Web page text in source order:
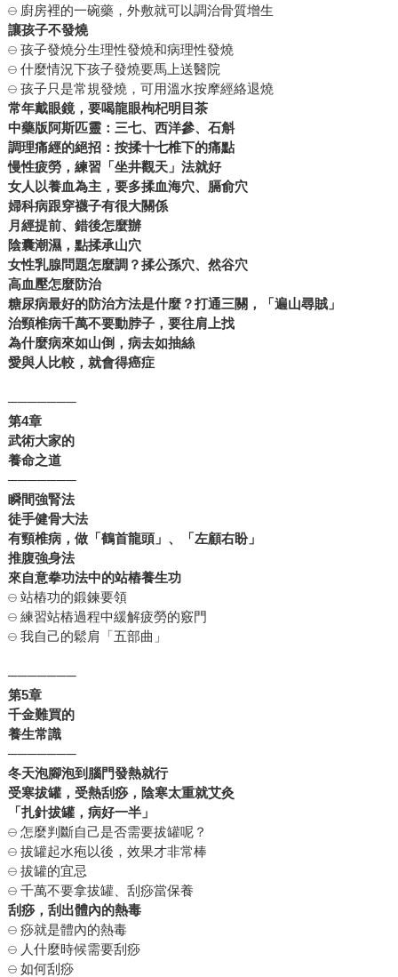
𓇷 廚房裡的一碗藥，外敷就可以調治骨質增生
讓孩子不發燒
𓇷 孩子發燒分生理性發燒和病理性發燒
𓇷 什麼情況下孩子發燒要馬上送醫院
𓇷 孩子只是常規發燒，可用溫水按摩經絡退燒
常年戴眼鏡，要喝龍眼枸杞明目茶
中藥版阿斯匹靈：三七、西洋參、石斛
調理痛經的絕招：按揉十七椎下的痛點
慢性疲勞，練習「坐井觀天」法就好
女人以養血為主，要多揉血海穴、膈俞穴
婦科病跟穿襪子有很大關係
月經提前、錯後怎麼辦
陰囊潮濕，點揉承山穴
女性乳腺問題怎麼調？揉公孫穴、然谷穴
高血壓怎麼防治
糖尿病最好的防治方法是什麼？打通三關，「遍山尋賊」
治頸椎病千萬不要動脖子，要往肩上找
為什麼病來如山倒，病去如抽絲
愛與人比較，就會得癌症
───────
第4章
武術大家的
養命之道
───────
瞬間強腎法
徒手健骨大法
有頸椎病，做「鶴首龍頭」、「左顧右盼」
推腹強身法
來自意拳功法中的站樁養生功
𓇷 站樁功的鍛鍊要領
𓇷 練習站樁過程中緩解疲勞的竅門
𓇷 我自己的鬆肩「五部曲」
───────
第5章
千金難買的
養生常識
───────
冬天泡腳泡到腦門發熱就行
受寒拔罐，受熱刮痧，陰寒太重就艾灸
「扎針拔罐，病好一半」
𓇷 怎麼判斷自己是否需要拔罐呢？
𓇷 拔罐起水疱以後，效果才非常棒
𓇷 拔罐的宜忌
𓇷 千萬不要拿拔罐、刮痧當保養
刮痧，刮出體內的熱毒
𓇷 痧就是體內的熱毒
𓇷 人什麼時候需要刮痧
𓇷 如何刮痧